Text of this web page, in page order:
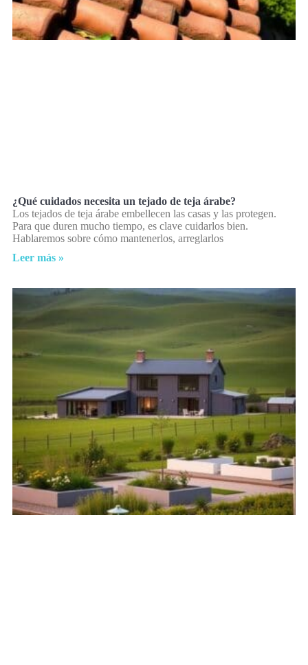
¿Qué cuidados necesita un tejado de teja árabe?
Los tejados de teja árabe embellecen las casas y las protegen.
Para que duren mucho tiempo, es clave cuidarlos bien.
Hablaremos sobre cómo mantenerlos, arreglarlos
Leer más »